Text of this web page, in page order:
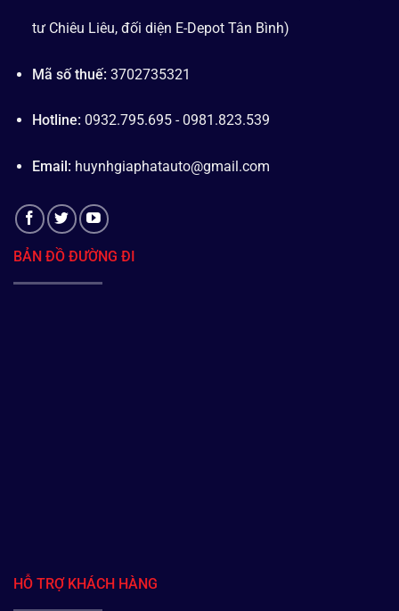
tư Chiêu Liêu, đối diện E-Depot Tân Bình)
Mã số thuế: 3702735321
Hotline: 0932.795.695 - 0981.823.539
Email: huynhgiaphatauto@gmail.com
BẢN ĐỒ ĐƯỜNG ĐI
HỖ TRỢ KHÁCH HÀNG